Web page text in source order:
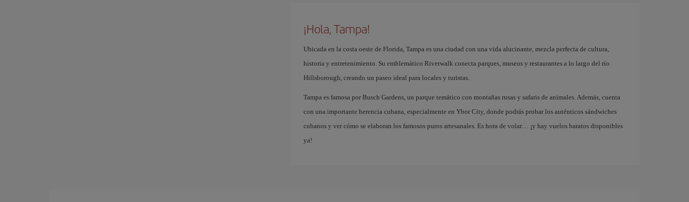
¡Hola, Tampa!
Ubicada en la costa oeste de Florida, Tampa es una ciudad con una vida alucinante, mezcla perfecta de cultura,
historia y entretenimiento. Su emblemático Riverwalk conecta parques, museos y restaurantes a lo largo del río
Hillsborough, creando un paseo ideal para locales y turistas.
Tampa es famosa por Busch Gardens, un parque temático con montañas rusas y safaris de animales. Además, cuenta
con una importante herencia cubana, especialmente en Ybor City, donde podrás probar los auténticos sándwiches
cubanos y ver cómo se elaboran los famosos puros artesanales. Es hora de volar… ¡y hay vuelos baratos disponibles
ya!